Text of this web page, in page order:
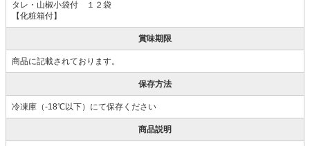
タレ・山椒小袋付 １２袋
【化粧箱付】
賞味期限
商品に記載されております。
保存方法
冷凍庫（-18℃以下）にて保存ください
商品説明